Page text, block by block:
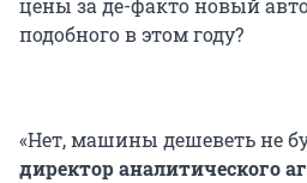
цены за де-факто новый
подобного в этом году?
«Нет, машины дешеветь не
директор аналитического